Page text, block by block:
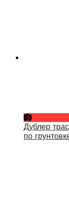
Дублер
по